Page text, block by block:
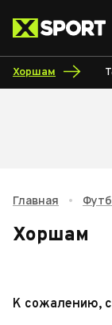
Хоршам
Главная •
Хоршам
К сожалению,